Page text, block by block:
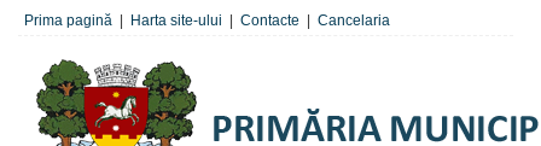
Prima pagină Harta site-ului Contacte Cancelaria